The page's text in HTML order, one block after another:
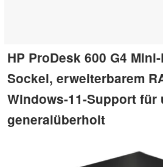
HP ProDesk 600 G4
Sockel, erweiterbarem
Windows-11-Support für
generalüberholt